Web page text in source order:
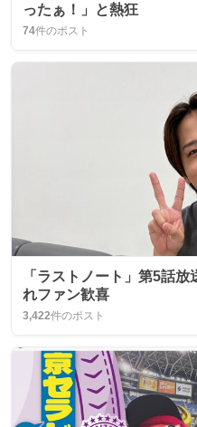
ったぁ！」と熱狂
74件のポスト
「ラストノート」第5話
れファン歓喜
3,422件のポスト